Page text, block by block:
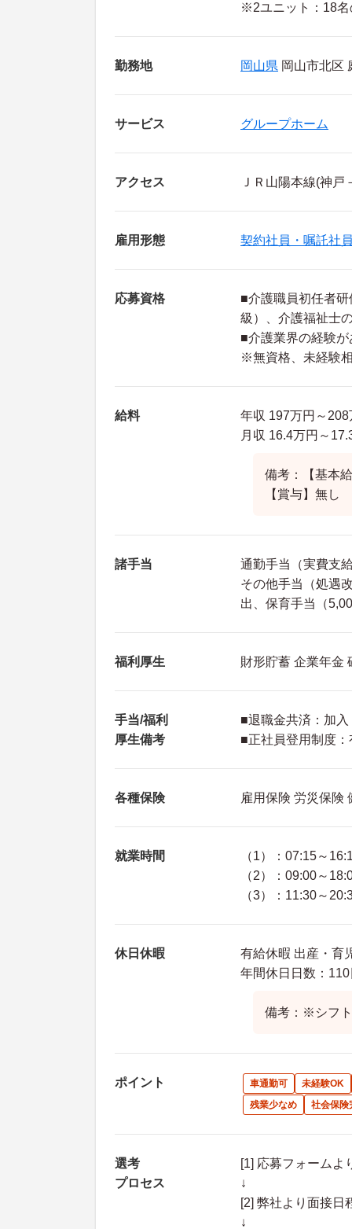
※2ユニット：18名
勤務地 岡山県 岡山市北区
サービス グループホーム
アクセス ＪＲ山陽本線(神
雇用形態 契約社員・嘱託社
応募資格
■介護職員初任者
級）、介護福祉士
■介護業界の経験
※無資格、未経験
給料
年収 197万円～208
月収 16.4万円～
備考：【基本
【賞与】無し
諸手当
通勤手当（実費支
その他手当（処遇
出、保育手当（
福利厚生 財形貯蓄 企業年金
手当/福利
厚生備考
■退職金共済：加入
■正社員登用制度
各種保険 雇用保険 労災保険
就業時間
（1）：07:15～
（2）：09:00～
（3）：11:30～
休日休暇
有給休暇 出産・育
年間休日日数：
備考：※シフ
ポイント 車通勤可
未経験OK
残業少なめ
社会保険
選考
プロセス
[1] 応募フォームよ
↓
[2] 弊社より面接日
↓